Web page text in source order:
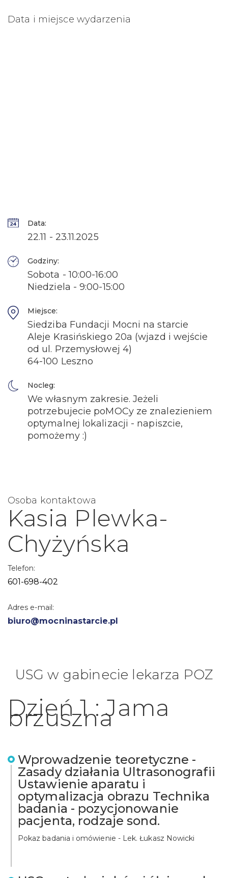
Data i miejsce wydarzenia
Data:
22.11 - 23.11.2025
Godziny:
Sobota - 10:00-16:00
Niedziela - 9:00-15:00
Miejsce:
Siedziba Fundacji Mocni na starcie
Aleje Krasińskiego 20a (wjazd i wejście
od ul. Przemysłowej 4)
64-100 Leszno
Nocleg:
We własnym zakresie. Jeżeli
potrzebujecie poMOCy ze znalezieniem
optymalnej lokalizacji - napiszcie,
pomożemy :)
Osoba kontaktowa
Kasia Plewka-
Chyżyńska
Telefon:
601-698-402
Adres e-mail:
biuro@mocninastarcie.pl
USG w gabinecie lekarza POZ
Dzień 1 : Jama
brzuszna
Wprowadzenie teoretyczne -
Zasady działania Ultrasonografii
Ustawienie aparatu i
optymalizacja obrazu Technika
badania - pozycjonowanie
pacjenta, rodzaje sond.
Pokaz badania i omówienie - Lek. Łukasz Nowicki